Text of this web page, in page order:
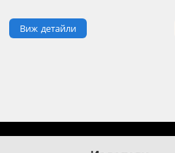
Виж детайли